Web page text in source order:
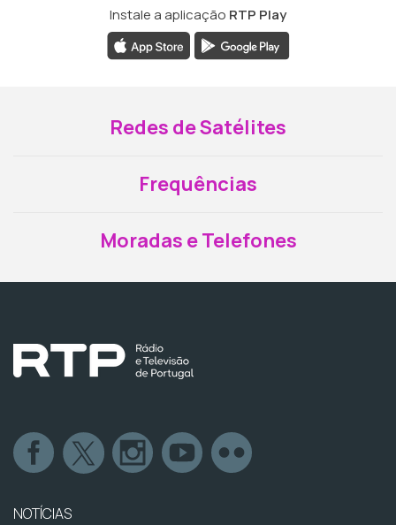
Instale a aplicação RTP Play
Redes de Satélites
Frequências
Moradas e Telefones
NOTÍCIAS